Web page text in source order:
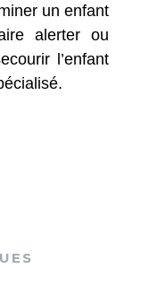
un enfant
alerter ou
l’enfant